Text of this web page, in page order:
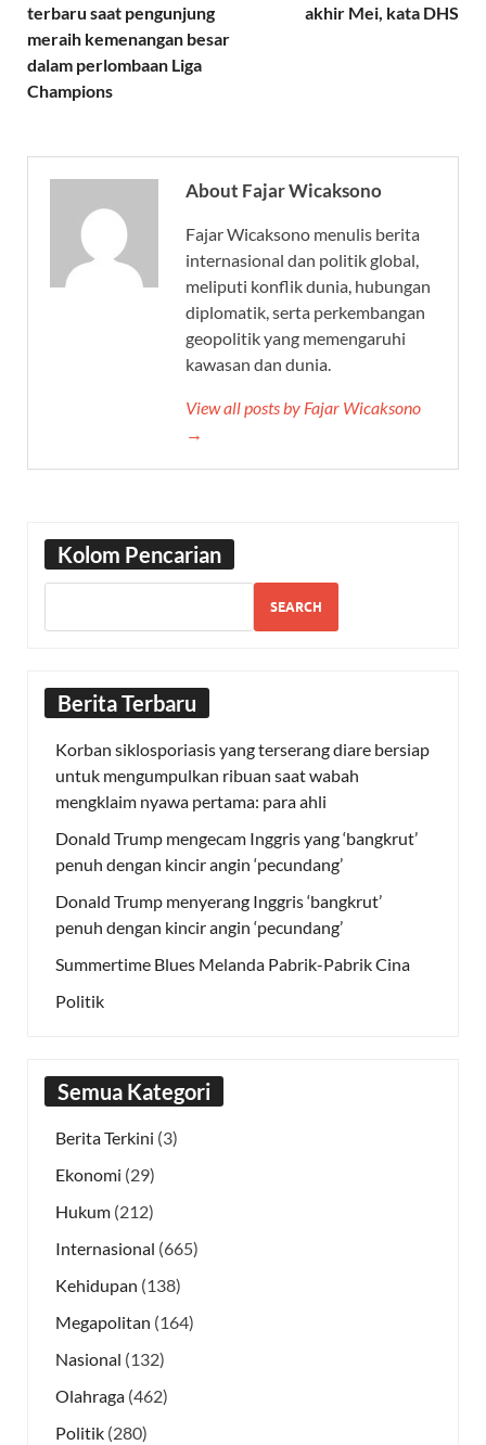
terbaru saat pengunjung
meraih kemenangan besar
dalam perlombaan Liga
Champions
akhir Mei, kata DHS
About Fajar Wicaksono
Fajar Wicaksono menulis berita
internasional dan politik global,
meliputi konflik dunia, hubungan
diplomatik, serta perkembangan
geopolitik yang memengaruhi
kawasan dan dunia.
View all posts by Fajar Wicaksono
→
Kolom Pencarian
SEARCH
Berita Terbaru
Korban siklosporiasis yang terserang diare bersiap
untuk mengumpulkan ribuan saat wabah
mengklaim nyawa pertama: para ahli
Donald Trump mengecam Inggris yang ‘bangkrut’
penuh dengan kincir angin ‘pecundang’
Donald Trump menyerang Inggris ‘bangkrut’
penuh dengan kincir angin ‘pecundang’
Summertime Blues Melanda Pabrik-Pabrik Cina
Politik
Semua Kategori
Berita Terkini (3)
Ekonomi (29)
Hukum (212)
Internasional (665)
Kehidupan (138)
Megapolitan (164)
Nasional (132)
Olahraga (462)
Politik (280)